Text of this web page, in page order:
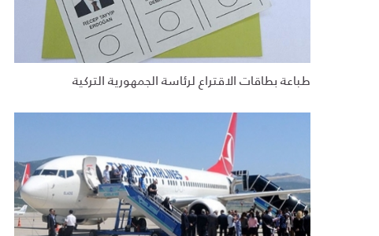
طباعة بطاقات الاقتراع لرئاسة الجمهورية التركية